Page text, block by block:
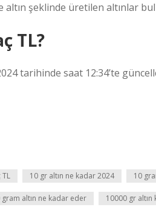
altın şeklinde üretilen altınlar
TL?
tarihinde saat 12:34’te
TL 10 gr altın ne kadar 2024 10
gram altın ne kadar eder 10000 gr altın